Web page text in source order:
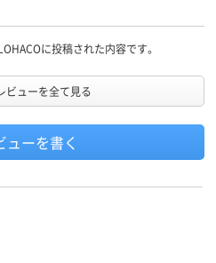
に投稿された内容です。
ビューを全て見る
ューを書く